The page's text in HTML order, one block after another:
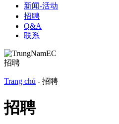
新闻-活动
招聘
Q&A
联系
招聘
Trang chủ - 招聘
招聘